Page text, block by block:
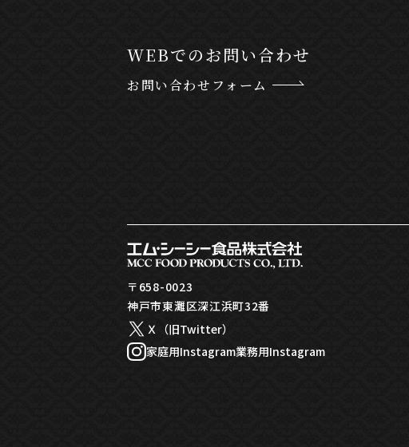
WEBでのお問い合わせ
お問い合わせフォーム
〒658-0023
神戸市東灘区深江浜町32番
Ｘ（旧Twitter）
家庭用Instagram業務用Instagram